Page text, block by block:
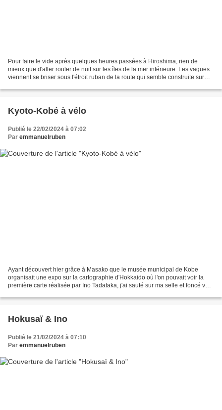
Pour faire le vide après quelques heures passées à Hiroshima, rien de
mieux que d'aller rouler de nuit sur les îles de la mer intérieure. Les vagues
viennent se briser sous l'étroit ruban de la route qui semble construite sur
Kyoto-Kobé à vélo
Publié le 22/02/2024 à 07:02
Par emmanuelruben
Ayant découvert hier grâce à Masako que le musée municipal de Kobe
organisait une expo sur la cartographie d'Hokkaido où l'on pouvait voir la
première carte réalisée par Ino Tadataka, j'ai sauté sur ma selle et foncé vers
Hokusaï & Ino
Publié le 21/02/2024 à 07:10
Par emmanuelruben